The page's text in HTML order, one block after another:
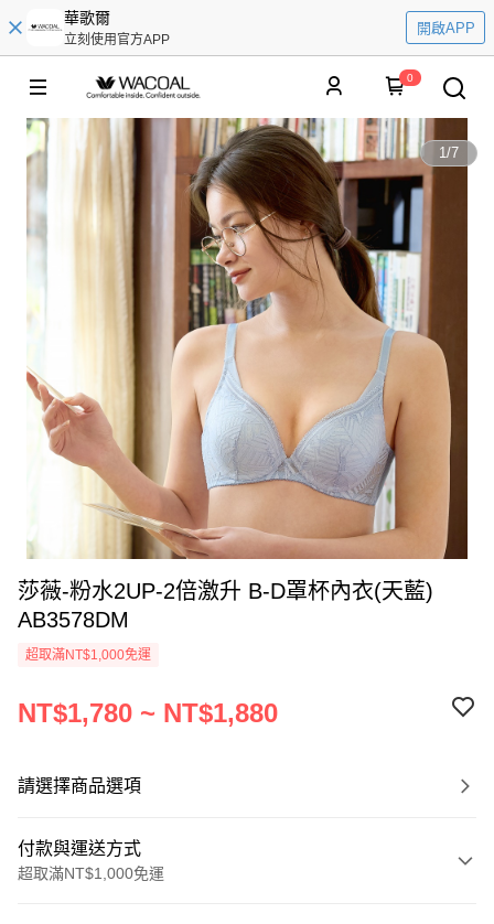
華歌爾
立刻使用官方APP
開啟APP
0
1/7
莎薇-粉水2UP-2倍激升 B-D罩杯內衣(天藍)
AB3578DM
超取滿NT$1,000免運
NT$1,780 ~ NT$1,880
請選擇商品選項
付款與運送方式
超取滿NT$1,000免運